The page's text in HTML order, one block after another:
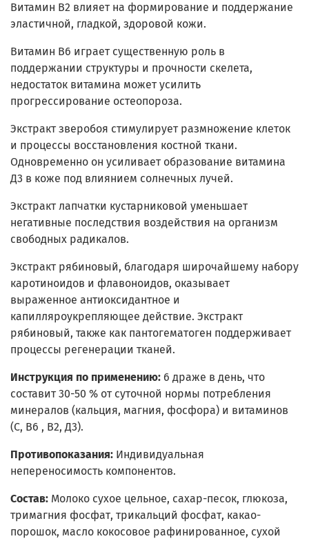
Витамин В2 влияет на формирование и поддержание
эластичной, гладкой, здоровой кожи.
Витамин В6 играет существенную роль в
поддержании структуры и прочности скелета,
недостаток витамина может усилить
прогрессирование остеопороза.
Экстракт зверобоя стимулирует размножение клеток
и процессы восстановления костной ткани.
Одновременно он усиливает образование витамина
Д3 в коже под влиянием солнечных лучей.
Экстракт лапчатки кустарниковой уменьшает
негативные последствия воздействия на организм
свободных радикалов.
Экстракт рябиновый, благодаря широчайшему набору
каротиноидов и флавоноидов, оказывает
выраженное антиоксидантное и
капилляроукрепляющее действие. Экстракт
рябиновый, также как пантогематоген поддерживает
процессы регенерации тканей.
Инструкция по применению: 6 драже в день, что
составит 30-50 % от суточной нормы потребления
минералов (кальция, магния, фосфора) и витаминов
(С, В6 , В2, Д3).
Противопоказания: Индивидуальная
непереносимость компонентов.
Состав: Молоко сухое цельное, сахар-песок, глюкоза,
тримагния фосфат, трикальций фосфат, какао-
порошок, масло кокосовое рафинированное, сухой